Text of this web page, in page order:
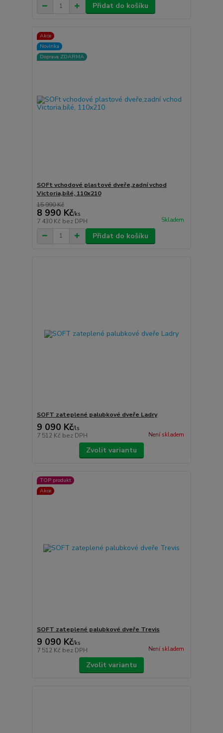
Přidat do košíku
Akce
Novinka
Doprava ZDARMA
SOFt vchodové plastové dveře,zadní vchod
Victoria,bílé, 110x210
15 990 Kč
8 990 Kč/ks
7 430 Kč bez DPH Skladem
Přidat do košíku
SOFT zateplené palubkové dveře Ladry
9 090 Kč/ls
7 512 Kč bez DPH Není skladem
Zvolit variantu
TOP produkt
Akce
SOFT zateplené palubkové dveře Trevis
9 090 Kč/ks
7 512 Kč bez DPH Není skladem
Zvolit variantu